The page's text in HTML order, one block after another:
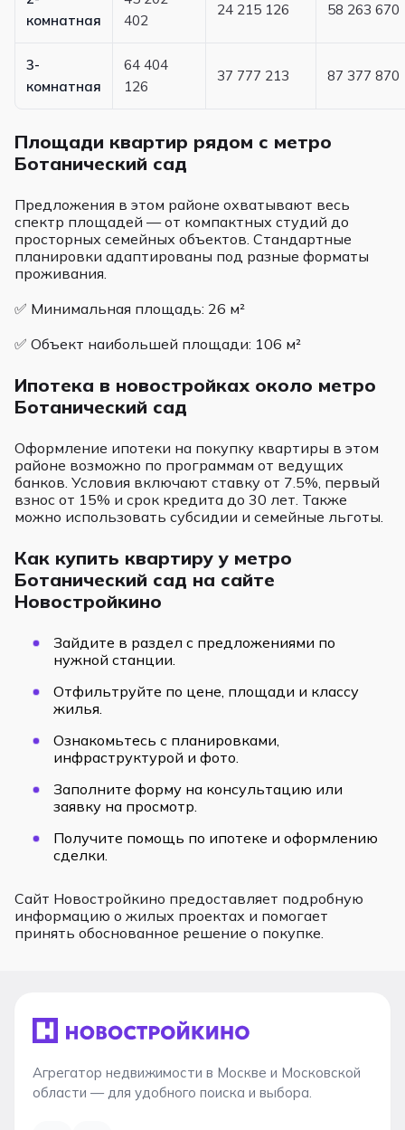
комнатная
402
24 215 126 58 263 670
3-
комнатная
64 404
126
37 777 213 87 377 870
Площади квартир рядом с метро
Ботанический сад
Предложения в этом районе охватывают весь
спектр площадей — от компактных студий до
просторных семейных объектов. Стандартные
планировки адаптированы под разные форматы
проживания.
✅ Минимальная площадь: 26 м²
✅ Объект наибольшей площади: 106 м²
Ипотека в новостройках около метро
Ботанический сад
Оформление ипотеки на покупку квартиры в этом
районе возможно по программам от ведущих
банков. Условия включают ставку от 7.5%, первый
взнос от 15% и срок кредита до 30 лет. Также
можно использовать субсидии и семейные льготы.
Как купить квартиру у метро
Ботанический сад на сайте
Новостройкино
Зайдите в раздел с предложениями по
нужной станции.
Отфильтруйте по цене, площади и классу
жилья.
Ознакомьтесь с планировками,
инфраструктурой и фото.
Заполните форму на консультацию или
заявку на просмотр.
Получите помощь по ипотеке и оформлению
сделки.
Сайт Новостройкино предоставляет подробную
информацию о жилых проектах и помогает
принять обоснованное решение о покупке.
Агрегатор недвижимости в Москве и Московской
области — для удобного поиска и выбора.